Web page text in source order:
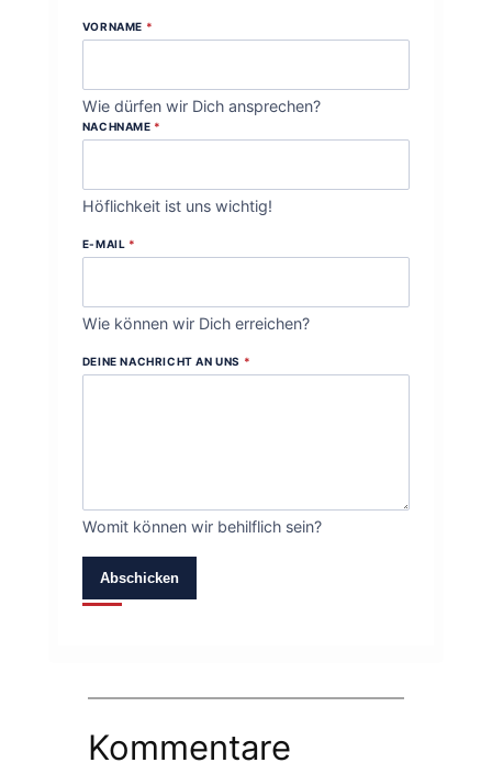
VORNAME *
Wie dürfen wir Dich ansprechen?
NACHNAME *
Höflichkeit ist uns wichtig!
E-MAIL *
Wie können wir Dich erreichen?
DEINE NACHRICHT AN UNS *
Womit können wir behilflich sein?
Abschicken
Kommentare